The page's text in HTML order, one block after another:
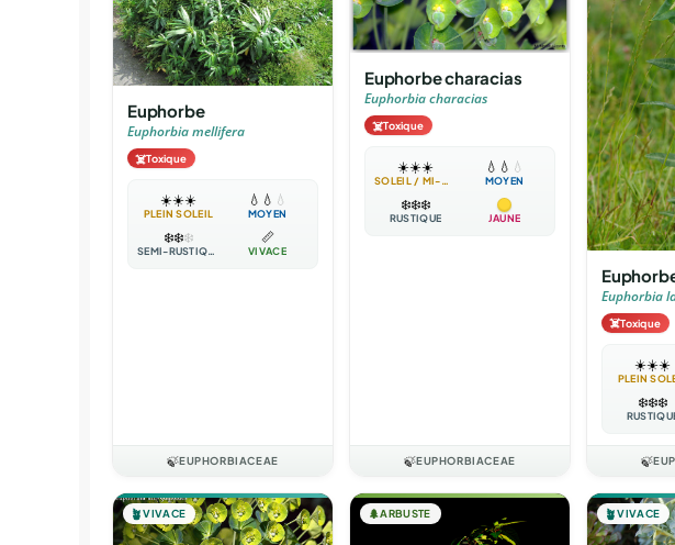
Euphorbe
Euphorbia mellifera
☠️Toxique
☀️☀️☀️
PLEIN SOLEIL
💧 💧 💧
MOYEN
❄️❄️❄️
SEMI-RUSTIQUE
📏
VIVACE
🍃EUPHORBIACEAE
Euphorbe characias
Euphorbia characias
☠️Toxique
☀️☀️☀️
SOLEIL / MI-OMBRE
💧 💧 💧
MOYEN
❄️❄️❄️
RUSTIQUE JAUNE
🍃EUPHORBIACEAE
Euphorbia
☠️Toxique
☀️☀️☀️
PLEIN
❄️❄️❄️
🍃
🪴VIVACE 🌲ARBUSTE 🪴VIVACE